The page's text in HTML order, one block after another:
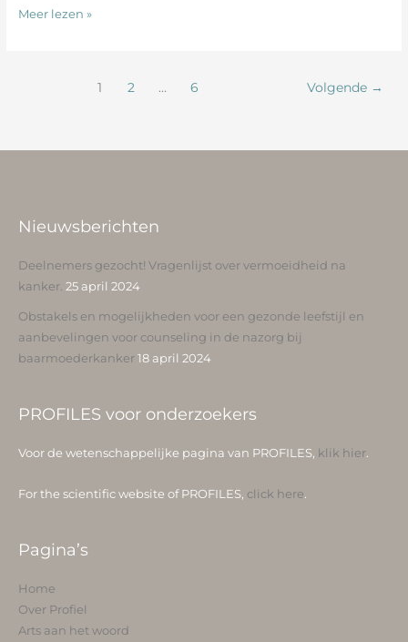
Meer lezen »
1 2 … 6 Volgende →
Nieuwsberichten
Deelnemers gezocht! Vragenlijst over vermoeidheid na
kanker. 25 april 2024
Obstakels en mogelijkheden voor een gezonde leefstijl en
aanbevelingen voor counseling in de nazorg bij
baarmoederkanker 18 april 2024
PROFILES voor onderzoekers
Voor de wetenschappelijke pagina van PROFILES, klik hier
For the scientific website of PROFILES, click here.
Pagina’s
Home
Over Profiel
Arts aan het woord